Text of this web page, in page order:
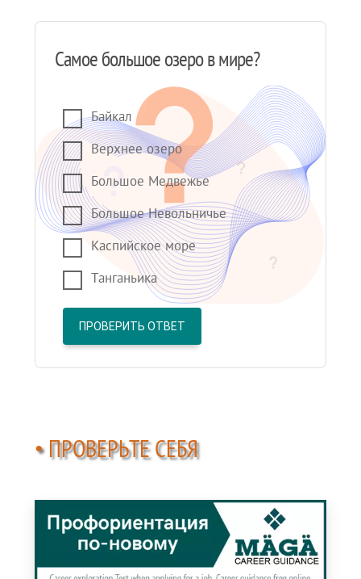
Самое большое озеро в мире?
Байкал
Верхнее озеро
Большое Медвежье
Большое Невольничье
Каспийское море
Танганьика
ПРОВЕРИТЬ ОТВЕТ
• ПРОВЕРЬТЕ СЕБЯ